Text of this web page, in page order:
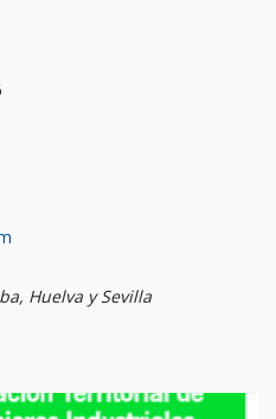
Huelva y Sevilla